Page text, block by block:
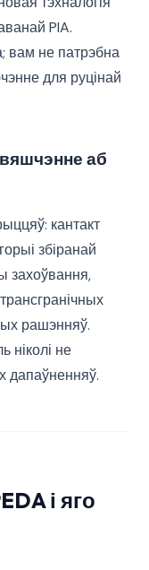
PIA.
вам не патрэбна
для руцінай
аб
кантакт
збіранай
захоўвання,
рашэнняў.
ніколі не
дапаўненняў.
і яго